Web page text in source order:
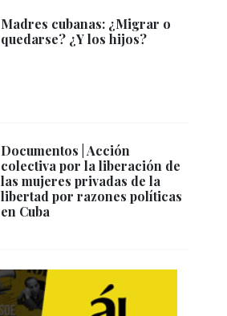
Madres cubanas: ¿Migrar o
quedarse? ¿Y los hijos?
Documentos | Acción
colectiva por la liberación de
las mujeres privadas de la
libertad por razones políticas
en Cuba